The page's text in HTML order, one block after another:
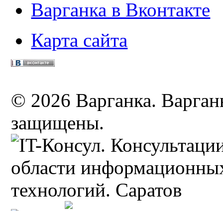
Варганка в Вконтакте
Карта сайта
© 2026 Варганка.
защищены.